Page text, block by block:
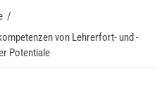
/
von Lehrerfort- und -
Potentiale